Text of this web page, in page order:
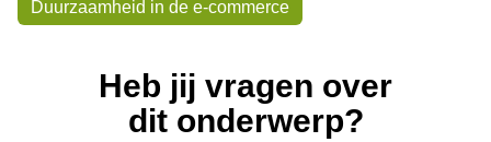
Duurzaamheid in de e-commerce
Heb jij vragen over
dit onderwerp?